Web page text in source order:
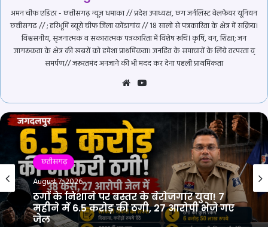
अमन चीफ एडिटर - छत्तीसगढ़ न्यूज़ धमाका // प्रदेश उपाध्यक्ष, छग जर्नलिस्ट वेलफेयर यूनियन
छत्तीसगढ // ; हरिभूमि ब्यूरो चीफ जिला कोंडागांव // 18 सालो से पत्रकारिता के क्षेत्र में सक्रिय।
विश्वसनीय, सृजनात्मक व सकारात्मक पत्रकारिता में विशेष रूचि। कृषि, वन, शिक्षा; जन
जागरूकता के क्षेत्र की खबरों को हमेशा प्राथमिकता। जनहित के समाचारों के लिये तत्परता व्
समर्पण// जरूरतमंद अनजाने की भी मदद कर देना पहली प्राथमिकता
Website
छतीसगढ़
August 7, 2026
ठगों के निशाने पर बस्तर के बेरोजगार युवा! 7
महीने में 6.5 करोड़ की ठगी, 27 आरोपी भेजे गए
जेल